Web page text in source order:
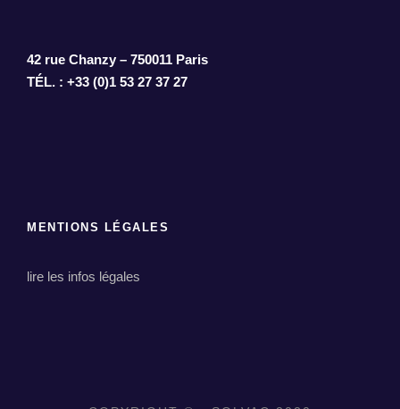
42 rue Chanzy – 750011 Paris
TÉL. : +33 (0)1 53 27 37 27
MENTIONS LÉGALES
lire les infos légales